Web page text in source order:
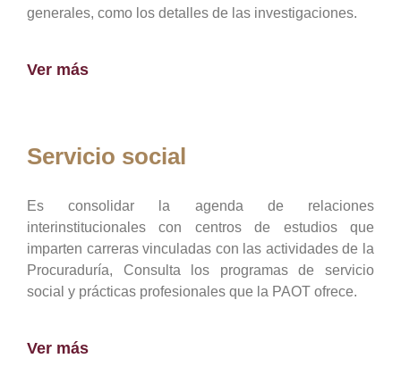
generales, como los detalles de las investigaciones.
Ver más
Servicio social
Es consolidar la agenda de relaciones
interinstitucionales con centros de estudios que
imparten carreras vinculadas con las actividades de la
Procuraduría, Consulta los programas de servicio
social y prácticas profesionales que la PAOT ofrece.
Ver más